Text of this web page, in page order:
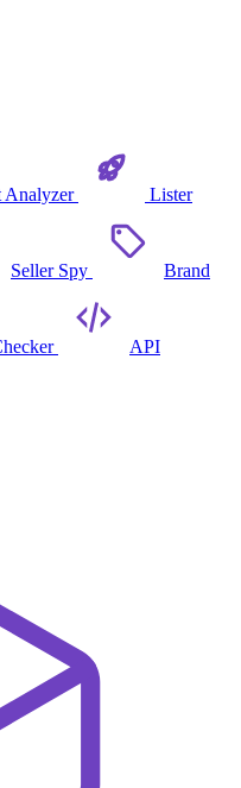
Analyzer Lister
Seller Spy Brand
API